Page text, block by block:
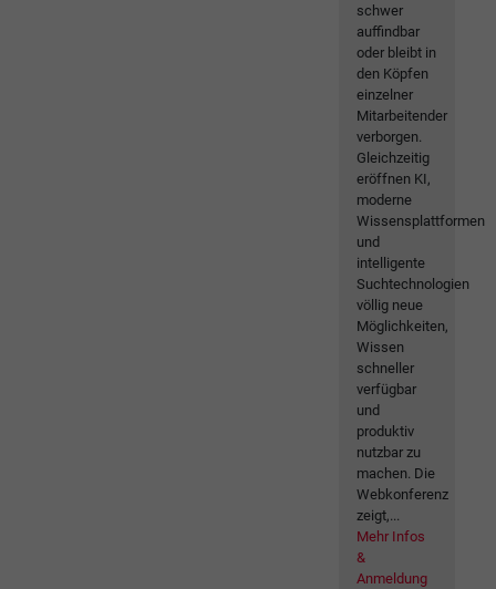
schwer
auffindbar
oder bleibt in
den Köpfen
einzelner
Mitarbeitender
verborgen.
Gleichzeitig
eröffnen KI,
moderne
Wissensplattformen
und
intelligente
Suchtechnologien
völlig neue
Möglichkeiten,
Wissen
schneller
verfügbar
und
produktiv
nutzbar zu
machen. Die
Webkonferenz
zeigt,...
Mehr Infos
&
Anmeldung